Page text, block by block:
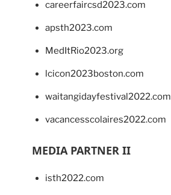
careerfaircsd2023.com
apsth2023.com
MedItRio2023.org
lcicon2023boston.com
waitangidayfestival2022.com
vacancesscolaires2022.com
MEDIA PARTNER II
isth2022.com